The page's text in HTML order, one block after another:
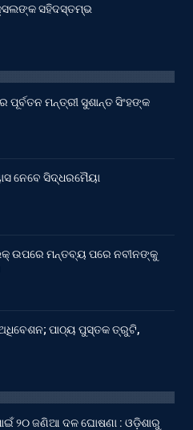
ସହିଦସ୍ତମ୍ଭ
ପୂର୍ବତନ ମନ୍ତ୍ରୀ ସୁଶାନ୍ତ ସିଂହଙ୍କ
ନେବେ ସିଦ୍ଧରମୈୟା
ଉପରେ ମନ୍ତବ୍ୟ ପରେ ନବୀନଙ୍କୁ
ପାଠ୍ୟ ପୁସ୍ତକ ତ୍ରୁଟି,
୨୦ ଜଣିଆ ଦଳ ଘୋଷଣା : ଓଡ଼ିଶାରୁ